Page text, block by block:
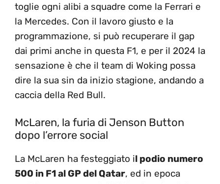
toglie ogni alibi a squadre come la Ferrari e
la Mercedes. Con il lavoro giusto e la
programmazione, si può recuperare il gap
dai primi anche in questa F1, e per il 2024 la
sensazione è che il team di Woking possa
dire la sua sin da inizio stagione, andando a
caccia della Red Bull.
McLaren, la furia di Jenson Button
dopo l’errore social
La McLaren ha festeggiato il podio numero
500 in F1 al GP del Qatar, ed in epoca